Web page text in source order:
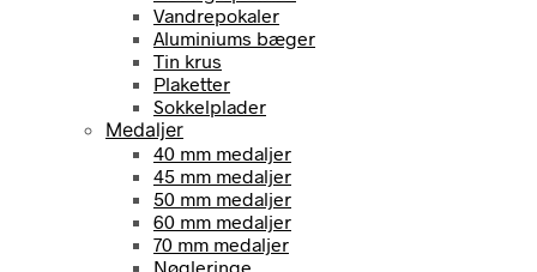
Vandrepokaler
Aluminiums bæger
Tin krus
Plaketter
Sokkelplader
Medaljer
40 mm medaljer
45 mm medaljer
50 mm medaljer
60 mm medaljer
70 mm medaljer
Nøgleringe